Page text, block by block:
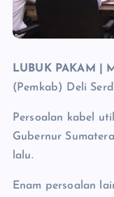
LUBUK PAKAM |
(Pemkab) Deli
Persoalan kabel
Gubernur
lalu.
Enam persoalan